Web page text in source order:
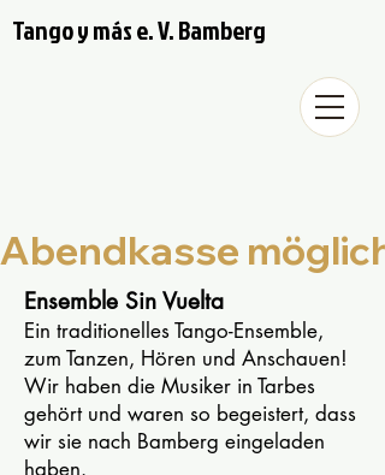
Tango y más e. V. Bamberg
Abendkasse
Ensemble Sin Vuelta
Ein traditionelles Tango-Ensemble,
zum Tanzen, Hören und Anschauen!
Wir haben die Musiker in Tarbes
gehört und waren so begeistert, dass
wir sie nach Bamberg eingeladen
haben.